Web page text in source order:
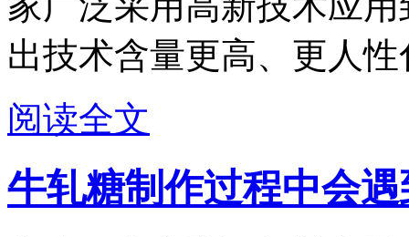
出技术含量更高、更人
阅读全文
牛轧糖制作过程中会